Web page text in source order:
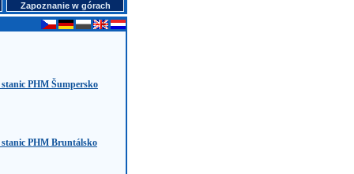
Zapoznanie w górach
stanic PHM Šumpersko
stanic PHM Bruntálsko